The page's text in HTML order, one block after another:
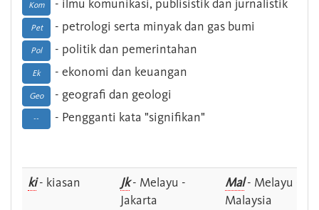
Kom - ilmu komunikasi, publisistik dan jurnalistik
Pet - petrologi serta minyak dan gas bumi
Pol - politik dan pemerintahan
Ek - ekonomi dan keuangan
Geo - geografi dan geologi
-- - Pengganti kata "signifikan"
ki- kiasan Jk- Melayu -
Jakarta
Mal- Melayu -
Malaysia